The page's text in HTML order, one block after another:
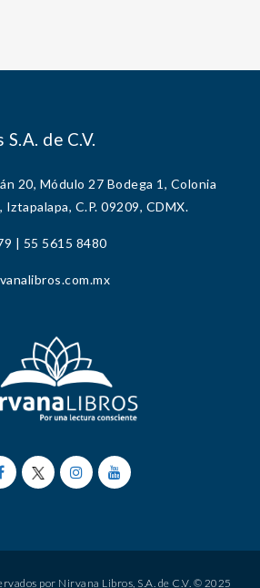
de C.V.
20, Módulo 27 Bodega 1, Colonia
Iztapalapa, C.P. 09209, CDMX.
| 55 5615 8480
por Nirvana Libros, S.A. de C.V. © 2025